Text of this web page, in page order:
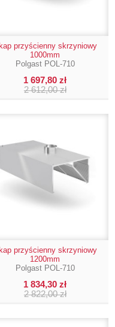
przyścienny skrzyniowy
1000mm
Polgast POL-710
1 697,80 zł
2 612,00 zł
przyścienny skrzyniowy
1200mm
Polgast POL-710
1 834,30 zł
2 822,00 zł